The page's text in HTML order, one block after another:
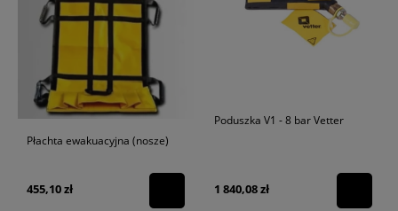
Płachta ewakuacyjna (nosze)
455,10 zł
Poduszka V1 - 8 bar Vetter
1 840,08 zł